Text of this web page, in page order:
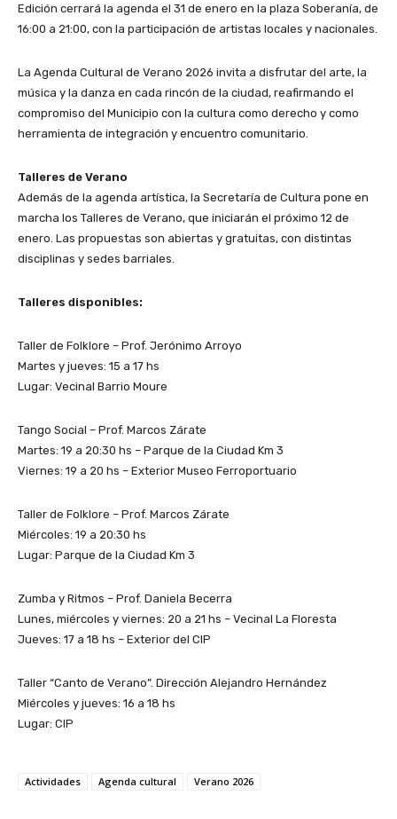
Edición cerrará la agenda el 31 de enero en la plaza Soberanía, de
16:00 a 21:00, con la participación de artistas locales y nacionales.
La Agenda Cultural de Verano 2026 invita a disfrutar del arte, la
música y la danza en cada rincón de la ciudad, reafirmando el
compromiso del Municipio con la cultura como derecho y como
herramienta de integración y encuentro comunitario.
Talleres de Verano
Además de la agenda artística, la Secretaría de Cultura pone en
marcha los Talleres de Verano, que iniciarán el próximo 12 de
enero. Las propuestas son abiertas y gratuitas, con distintas
disciplinas y sedes barriales.
Talleres disponibles:
Taller de Folklore – Prof. Jerónimo Arroyo
Martes y jueves: 15 a 17 hs
Lugar: Vecinal Barrio Moure
Tango Social – Prof. Marcos Zárate
Martes: 19 a 20:30 hs – Parque de la Ciudad Km 3
Viernes: 19 a 20 hs – Exterior Museo Ferroportuario
Taller de Folklore – Prof. Marcos Zárate
Miércoles: 19 a 20:30 hs
Lugar: Parque de la Ciudad Km 3
Zumba y Ritmos – Prof. Daniela Becerra
Lunes, miércoles y viernes: 20 a 21 hs – Vecinal La Floresta
Jueves: 17 a 18 hs – Exterior del CIP
Taller “Canto de Verano”. Dirección Alejandro Hernández
Miércoles y jueves: 16 a 18 hs
Lugar: CIP
Actividades Agenda cultural Verano 2026